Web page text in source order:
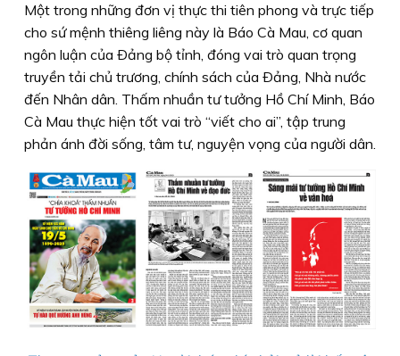
Một trong những đơn vị thực thi tiên phong và trực tiếp
cho sứ mệnh thiêng liêng này là Báo Cà Mau, cơ quan
ngôn luận của Ðảng bộ tỉnh, đóng vai trò quan trọng
truyền tải chủ trương, chính sách của Ðảng, Nhà nước
đến Nhân dân. Thấm nhuần tư tưởng Hồ Chí Minh, Báo
Cà Mau thực hiện tốt vai trò “viết cho ai”, tập trung
phản ánh đời sống, tâm tư, nguyện vọng của người dân.